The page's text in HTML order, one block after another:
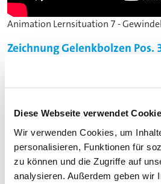
Diese Webseite verwendet
Wir verwenden Cookies, um
personalisieren, Funktionen für
zu können und die Zugriffe auf
analysieren. Außerdem geben wir
Animation Lernsituation 7 -
Zeichnung Gelenkbolzen Pos.